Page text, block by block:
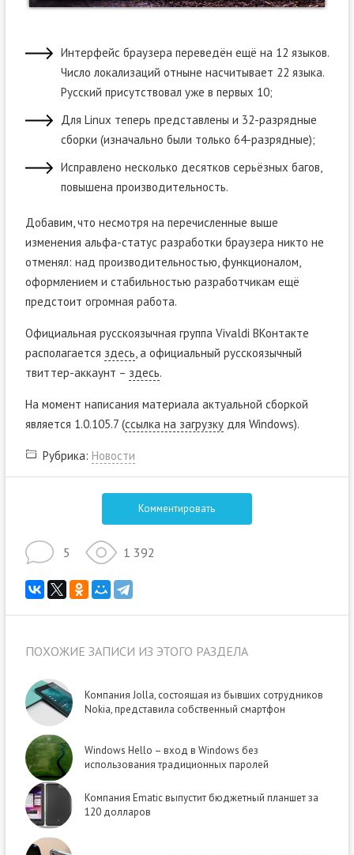
Интерфейс браузера переведён ещё на 12 языков.
Число локализаций отныне насчитывает 22 языка.
Русский присутствовал уже в первых 10;
Для Linux теперь представлены и 32-разрядные
сборки (изначально были только 64-разрядные);
Исправлено несколько десятков серьёзных багов,
повышена производительность.
Добавим, что несмотря на перечисленные выше
изменения альфа-статус разработки браузера никто не
отменял: над производительностью, функционалом,
оформлением и стабильностью разработчикам ещё
предстоит огромная работа.
Официальная русскоязычная группа Vivaldi ВКонтакте
располагается здесь , а официальный русскоязычный
твиттер-аккаунт – здесь.
На момент написания материала актуальной сборкой
является 1.0.105.7 (ссылка на загрузкудля Windows).
Рубрика: Новости
Комментировать
5 1 392
ПОХОЖИЕ ЗАПИСИ ИЗ ЭТОГО РАЗДЕЛА
Компания Jolla, состоящая из бывших сотрудников
Nokia, представила собственный смартфон
Windows Hello – вход в Windows без
использования традиционных паролей
Компания Ematic выпустит бюджетный планшет за
120 долларов